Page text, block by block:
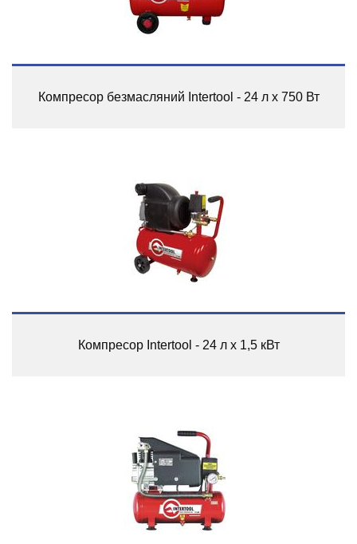
Компресор безмасляний Intertool - 24 л x 750 Вт
Компресор Intertool - 24 л x 1,5 кВт